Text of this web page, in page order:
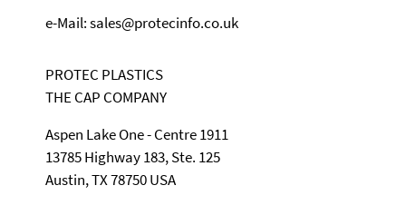
e-Mail: sales@protecinfo.co.uk
PROTEC PLASTICS
THE CAP COMPANY
Aspen Lake One - Centre 1911
13785 Highway 183, Ste. 125
Austin, TX 78750 USA